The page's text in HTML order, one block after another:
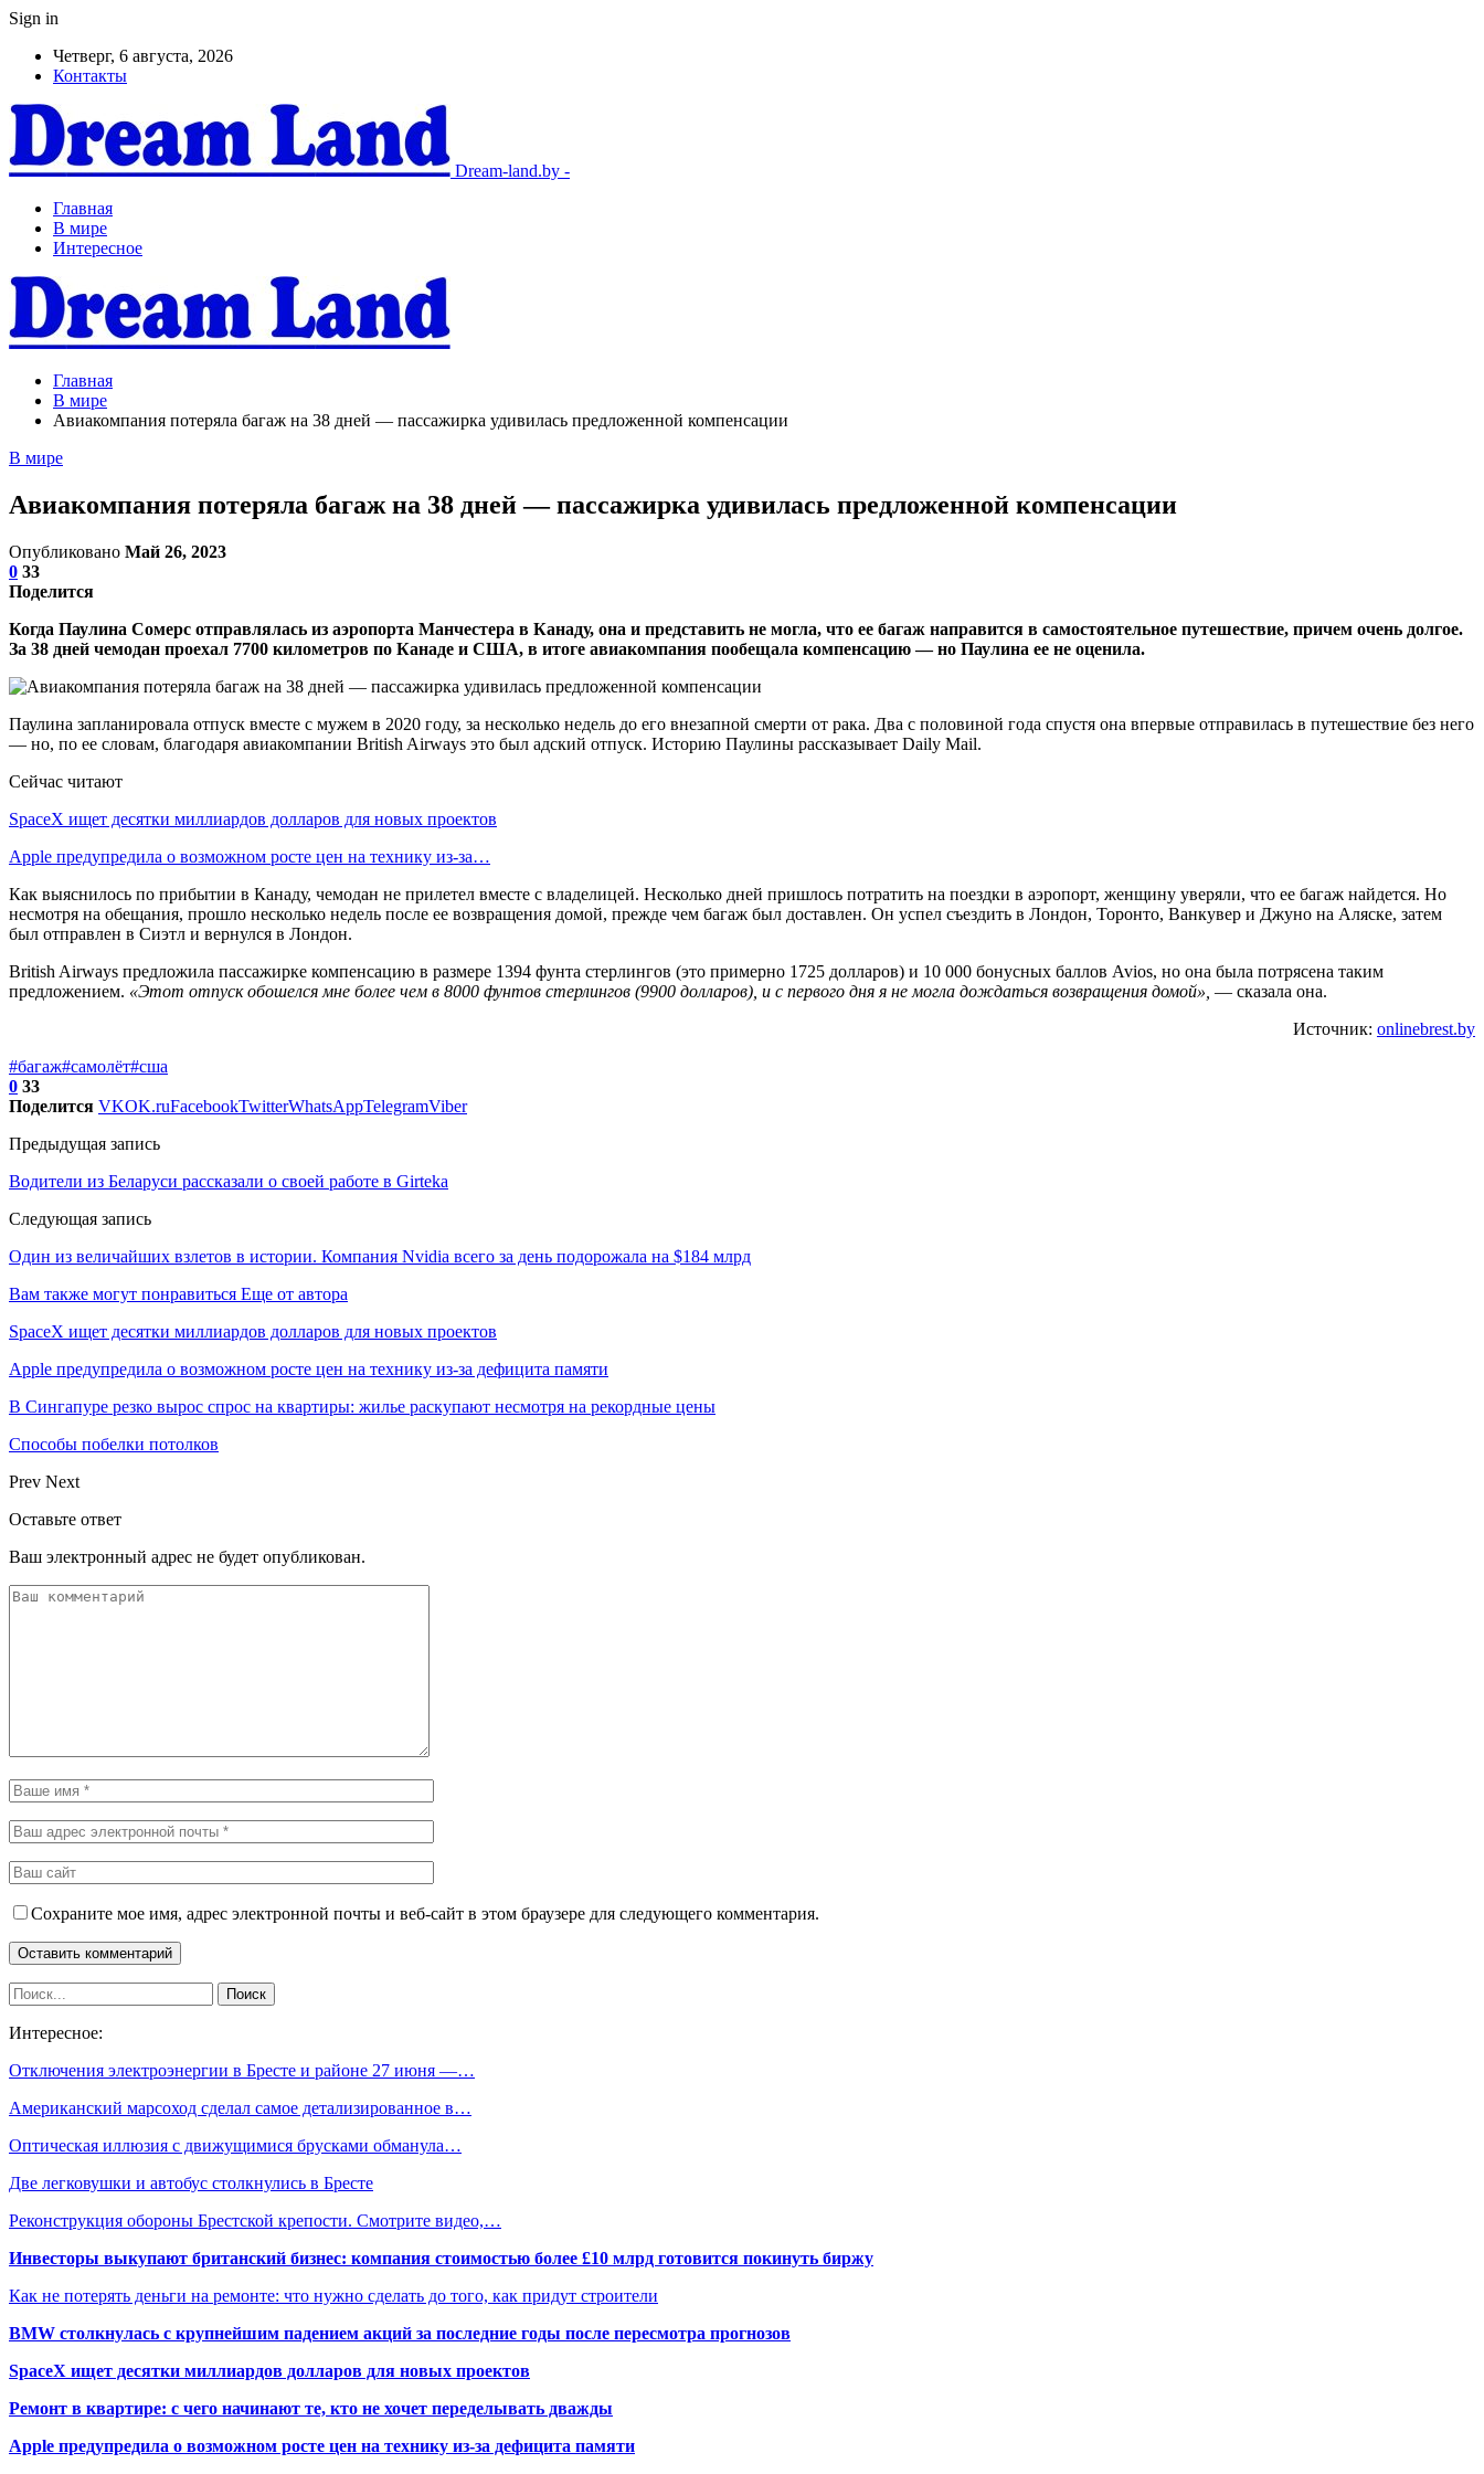
Sign in
Четверг, 6 августа, 2026
Контакты
Dream-land.by -
Главная
В мире
Интересное
Главная
В мире
Авиакомпания потеряла багаж на 38 дней — пассажирка удивилась предложенной компенсации
В мире
Авиакомпания потеряла багаж на 38 дней — пассажирка удивилась предложенной компенсации
Опубликовано Май 26, 2023
0 33
Поделится
Когда Паулина Сомерс отправлялась из аэропорта Манчестера в Канаду, она и представить не могла, что ее багаж направится в самостоятельное путешествие, причем очень долгое.
За 38 дней чемодан проехал 7700 километров по Канаде и США, в итоге авиакомпания пообещала компенсацию — но Паулина ее не оценила.
Паулина запланировала отпуск вместе с мужем в 2020 году, за несколько недель до его внезапной смерти от рака. Два с половиной года спустя она впервые отправилась в путешествие без него
— но, по ее словам, благодаря авиакомпании British Airways это был адский отпуск. Историю Паулины рассказывает Daily Mail.
Сейчас читают
SpaceX ищет десятки миллиардов долларов для новых проектов
Apple предупредила о возможном росте цен на технику из-за…
Как выяснилось по прибытии в Канаду, чемодан не прилетел вместе с владелицей. Несколько дней пришлось потратить на поездки в аэропорт, женщину уверяли, что ее багаж найдется. Но
несмотря на обещания, прошло несколько недель после ее возвращения домой, прежде чем багаж был доставлен. Он успел съездить в Лондон, Торонто, Ванкувер и Джуно на Аляске, затем
был отправлен в Сиэтл и вернулся в Лондон.
British Airways предложила пассажирке компенсацию в размере 1394 фунта стерлингов (это примерно 1725 долларов) и 10 000 бонусных баллов Avios, но она была потрясена таким
предложением. «Этот отпуск обошелся мне более чем в 8000 фунтов стерлингов (9900 долларов), и с первого дня я не могла дождаться возвращения домой», — сказала она.
Источник: onlinebrest.by
#багаж#самолёт#сша
0 33
Поделится VKOK.ruFacebookTwitterWhatsAppTelegramViber
Предыдущая запись
Водители из Беларуси рассказали о своей работе в Girteka
Следующая запись
Один из величайших взлетов в истории. Компания Nvidia всего за день подорожала на $184 млрд
Вам также могут понравиться Еще от автора
SpaceX ищет десятки миллиардов долларов для новых проектов
Apple предупредила о возможном росте цен на технику из-за дефицита памяти
В Сингапуре резко вырос спрос на квартиры: жилье раскупают несмотря на рекордные цены
Способы побелки потолков
Prev Next
Оставьте ответ
Ваш электронный адрес не будет опубликован.
Сохраните мое имя, адрес электронной почты и веб-сайт в этом браузере для следующего комментария.
Интересное:
Отключения электроэнергии в Бресте и районе 27 июня —…
Американский марсоход сделал самое детализированное в…
Оптическая иллюзия с движущимися брусками обманула…
Две легковушки и автобус столкнулись в Бресте
Реконструкция обороны Брестской крепости. Смотрите видео,…
Инвесторы выкупают британский бизнес: компания стоимостью более £10 млрд готовится покинуть биржу
Как не потерять деньги на ремонте: что нужно сделать до того, как придут строители
BMW столкнулась с крупнейшим падением акций за последние годы после пересмотра прогнозов
SpaceX ищет десятки миллиардов долларов для новых проектов
Ремонт в квартире: с чего начинают те, кто не хочет переделывать дважды
Apple предупредила о возможном росте цен на технику из-за дефицита памяти